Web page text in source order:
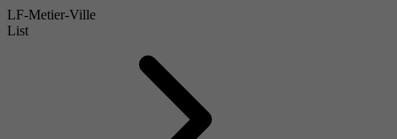
LF-Metier-Ville
List